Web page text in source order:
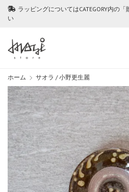
ラッピングについてはCATEGORY内の
い
ホーム サオラ / 小野更生麗